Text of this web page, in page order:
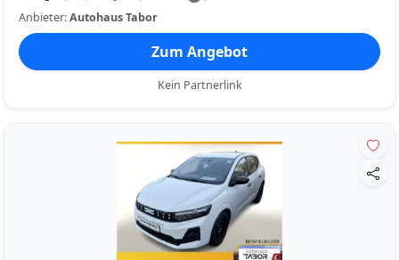
Anbieter:Autohaus Tabor
Zum Angebot
Kein Partnerlink